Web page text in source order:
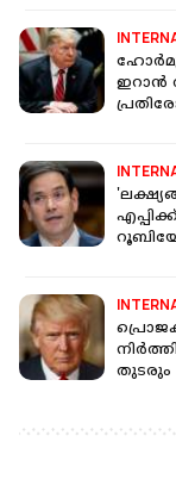
ഇറാൻ
തുടരും